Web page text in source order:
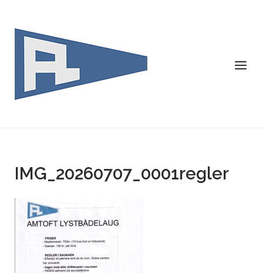
content
Menu
IMG_20260707_0001regler